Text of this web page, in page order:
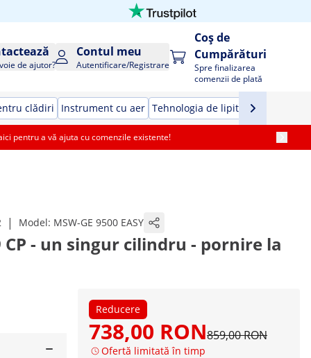
de ajutor?
Contul meu
Autentificare/Registrare
Coș de
Cumpărături
Spre finalizarea
comenzii de plată
clădiri Instrument cu aer Tehnologia de lipit Unelte de
pentru a vă ajuta cu comenzile existente!
| Model: MSW-GE 9500 EASY
- un singur cilindru - pornire la
Reducere
738,00 RON859,00 RON
Ofertă limitată în timp